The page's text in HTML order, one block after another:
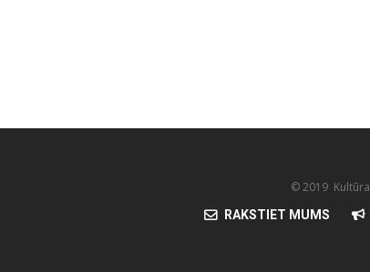
© 2019
RAKSTIET MUMS